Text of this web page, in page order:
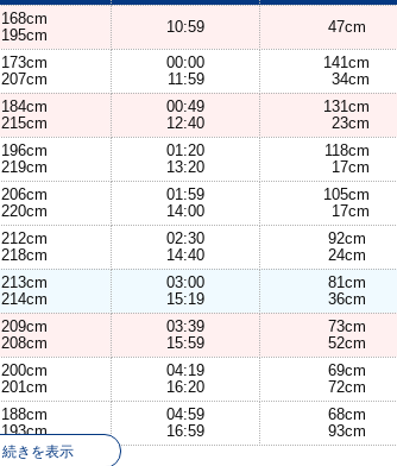
168cm
195cm
10:59 47cm
173cm
207cm
00:00
11:59
141cm
34cm
184cm
215cm
00:49
12:40
131cm
23cm
196cm
219cm
01:20
13:20
118cm
17cm
206cm
220cm
01:59
14:00
105cm
17cm
212cm
218cm
02:30
14:40
92cm
24cm
213cm
214cm
03:00
15:19
81cm
36cm
209cm
208cm
03:39
15:59
73cm
52cm
200cm
201cm
04:19
16:20
69cm
72cm
188cm
193cm
04:59
16:59
68cm
93cm
続きを表示